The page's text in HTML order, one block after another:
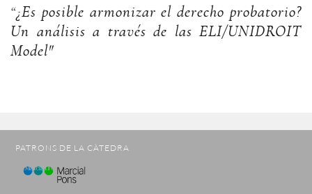
“¿Es posible armonizar el derecho probatorio?
Un análisis a través de las ELI/UNIDROIT
Model"
PATRONS DE LA CÀTEDRA